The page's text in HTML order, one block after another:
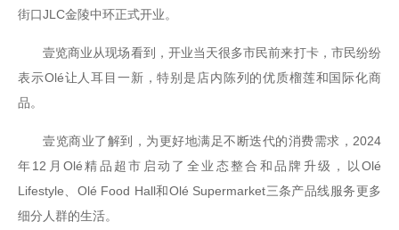
街口JLC金陵中环正式开业。
壹览商业从现场看到，开业当天很多市民前来打卡，市民纷纷
表示Olé让人耳目一新，特别是店内陈列的优质榴莲和国际化商
品。
壹览商业了解到，为更好地满足不断迭代的消费需求，2024
年12月Olé精品超市启动了全业态整合和品牌升级，以Olé
Lifestyle、Olé Food Hall和Olé Supermarket三条产品线服务更多
细分人群的生活。